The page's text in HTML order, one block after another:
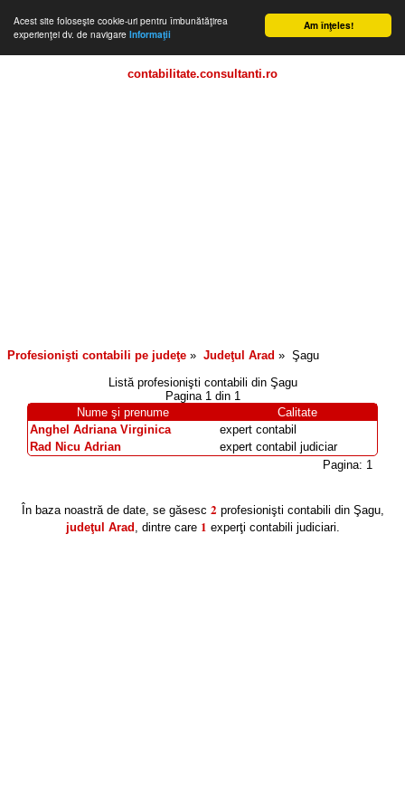
Am înţeles!
Acest site foloseşte cookie-uri pentru îmbunătăţirea
experienţei dv. de navigare Informaţii
contabilitate.consultanti.ro
Profesionişti contabili pe judeţe » Judeţul Arad » Şagu
Listă profesionişti contabili din Şagu
Pagina 1 din 1
Nume şi prenume
Calitate
Anghel Adriana Virginica
expert contabil
Rad Nicu Adrian
expert contabil judiciar
Pagina: 1
În baza noastră de date, se găsesc 2 profesionişti contabili din Şagu,
judeţul Arad , dintre care 1 experţi contabili judiciari.